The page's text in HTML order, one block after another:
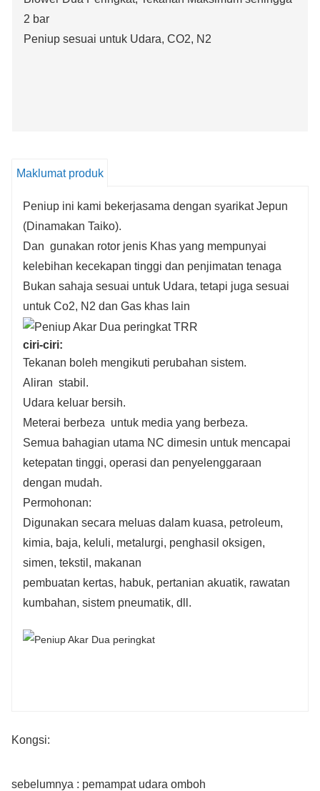
2 bar
Peniup sesuai untuk Udara, CO2, N2
Maklumat produk
Peniup ini kami bekerjasama dengan syarikat Jepun
(Dinamakan Taiko).
Dan gunakan rotor jenis Khas yang mempunyai
kelebihan kecekapan tinggi dan penjimatan tenaga
Bukan sahaja sesuai untuk Udara, tetapi juga sesuai
untuk Co2, N2 dan Gas khas lain
ciri-ciri:
Tekanan boleh mengikuti perubahan sistem.
Aliran stabil.
Udara keluar bersih.
Meterai berbeza untuk media yang berbeza.
Semua bahagian utama NC dimesin untuk mencapai
ketepatan tinggi, operasi dan penyelenggaraan
dengan mudah.
Permohonan:
Digunakan secara meluas dalam kuasa, petroleum,
kimia, baja, keluli, metalurgi, penghasil oksigen,
simen, tekstil, makanan
pembuatan kertas, habuk, pertanian akuatik, rawatan
kumbahan, sistem pneumatik, dll.
Kongsi:
sebelumnya : pemampat udara omboh